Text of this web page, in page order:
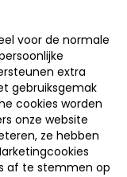
nu lid
|Privacy
voor de normale
extra
gebruiksgemak
cookies worden
onze website
ze hebben
af te stemmen op
Beleggers